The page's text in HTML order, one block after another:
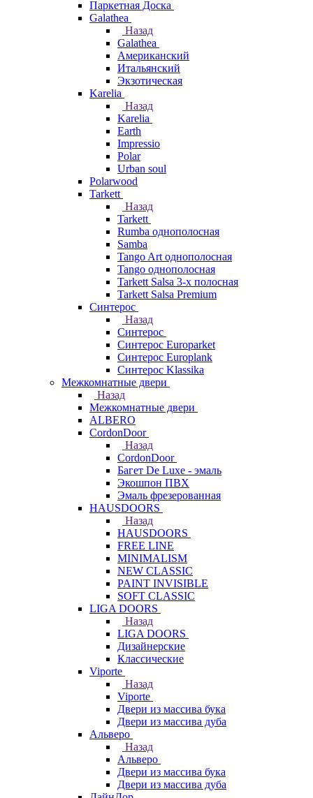
Паркетная Доска
Galathea
Назад
Galathea
Американский
Итальянский
Экзотическая
Karelia
Назад
Karelia
Earth
Impressio
Polar
Urban soul
Polarwood
Tarkett
Назад
Tarkett
Rumba однополосная
Samba
Tango Art однополосная
Tango однополосная
Tarkett Salsa 3-х полосная
Tarkett Salsa Premium
Синтерос
Назад
Синтерос
Синтерос Europarket
Синтерос Europlank
Синтерос Klassika
Межкомнатные двери
Назад
Межкомнатные двери
ALBERO
CordonDoor
Назад
CordonDoor
Багет De Luxe - эмаль
Экошпон ПВХ
Эмаль фрезерованная
HAUSDOORS
Назад
HAUSDOORS
FREE LINE
MINIMALISM
NEW CLASSIC
PAINT INVISIBLE
SOFT CLASSIC
LIGA DOORS
Назад
LIGA DOORS
Дизайнерские
Классические
Viporte
Назад
Viporte
Двери из массива бука
Двери из массива дуба
Альверо
Назад
Альверо
Двери из массива бука
Двери из массива дуба